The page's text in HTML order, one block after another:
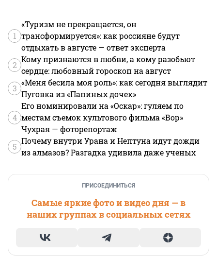
1
«Туризм не прекращается, он
трансформируется»: как россияне будут
отдыхать в августе — ответ эксперта
2
Кому признаются в любви, а кому разобьют
сердце: любовный гороскоп на август
3
«Меня бесила моя роль»: как сегодня выглядит
Пуговка из «Папиных дочек»
4
Его номинировали на «Оскар»: гуляем по
местам съемок культового фильма «Вор»
Чухрая — фоторепортаж
5
Почему внутри Урана и Нептуна идут дожди
из алмазов? Разгадка удивила даже ученых
ПРИСОЕДИНИТЬСЯ
Самые яркие фото и видео дня — в
наших группах в социальных сетях